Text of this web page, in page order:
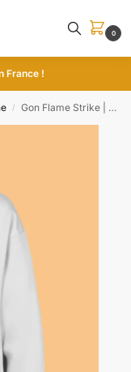
0
France !
/ Gon Flame Strike | Hunter x Hunter | Sweat à capuche brodé